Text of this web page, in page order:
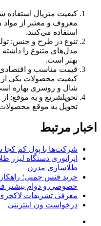
کیفیت متریال استفاده
معروف و معتبر از مواد
استفاده می‌کنند.
تنوع در طرح و جنس:
مدل‌های متنوع را
بهتر است.
قیمت مناسب و
کیفیت محصولات یکی از
شال و روسری بهاره
تحویلشریع و به موقع:
تحویل به موقع
اخبار مرتبط
شرکت‌ها با پول کم کجا
اپراتوری دستگاه لیزر
طلاسازی مدرن
خرید فنس چمنی؛
خصوصی و دوام بیشتر
معرفی تشریفات
درخواست ون اینترنتی